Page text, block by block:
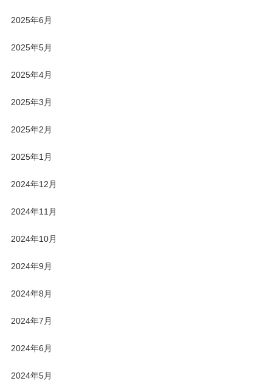
2025年6月
2025年5月
2025年4月
2025年3月
2025年2月
2025年1月
2024年12月
2024年11月
2024年10月
2024年9月
2024年8月
2024年7月
2024年6月
2024年5月